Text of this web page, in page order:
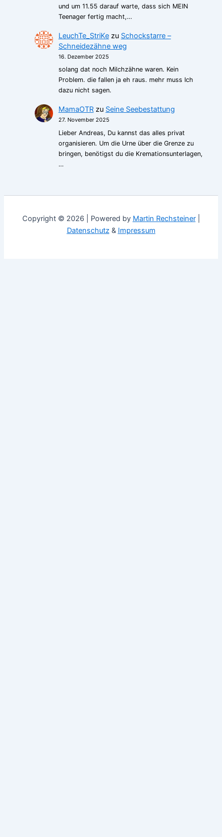
und um 11.55 darauf warte, dass sich MEIN
Teenager fertig macht,…
LeuchTe_StriKezu Schockstarre –
Schneidezähne weg
16. Dezember 2025
solang dat noch Milchzähne waren. Kein
Problem. die fallen ja eh raus. mehr muss Ich
dazu nicht sagen.
MamaOTRzu Seine Seebestattung
27. November 2025
Lieber Andreas, Du kannst das alles privat
organisieren. Um die Urne über die Grenze zu
bringen, benötigst du die Kremationsunterlagen,
…
Copyright © 2026 | Powered by Martin Rechsteiner|
Datenschutz& Impressum